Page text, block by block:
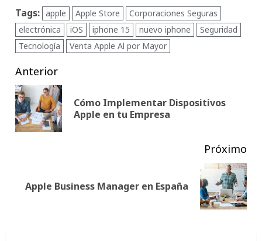
Tags: apple Apple Store
Corporaciones Seguras
electrónica
iOS iphone 15 nuevo iphone
Seguridad
Tecnología
Venta Apple Al por Mayor
Post
navigation
Anterior
Cómo Implementar Dispositivos
Apple en tu Empresa
Próximo
Siguiente
Apple Business Manager en España